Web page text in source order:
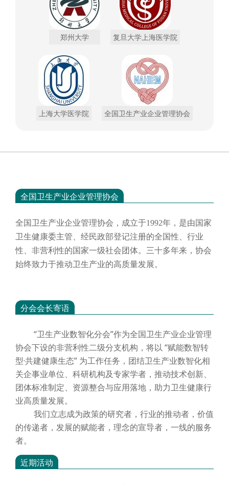
郑州大学 复旦大学上海医学院
上海大学医学院 全国卫生产业企业管理协会
全国卫生产业企业管理协会
全国卫生产业企业管理协会，成立于1992年，是由国家
卫生健康委主管、经民政部登记注册的全国性、行业
性、非营利性的国家一级社会团体。三十多年来，协会
始终致力于推动卫生产业的高质量发展。
分会会长寄语
“卫生产业数智化分会”作为全国卫生产业企业管理
协会下设的非营利性二级分支机构，将以 “赋能数智转
型·共建健康生态” 为工作任务，团结卫生产业数智化相
关企事业单位、科研机构及专家学者，推动技术创新、
团体标准制定、资源整合与应用落地，助力卫生健康行
业高质量发展。
我们立志成为政策的研究者，行业的推动者，价值
的传递者，发展的赋能者，理念的宣导者，一线的服务
者。
近期活动